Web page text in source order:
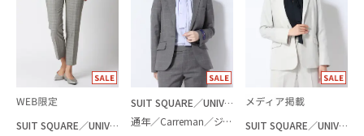
SUIT SQUARE／UNIVERSAL LANGUAGE／WHITE
SUIT SQUARE／UNIVERSAL LANGUAGE／WHITE
通年／Carreman／ジャケット
SUIT SQUARE／UNIVERSAL LANGUAGE／WHITE